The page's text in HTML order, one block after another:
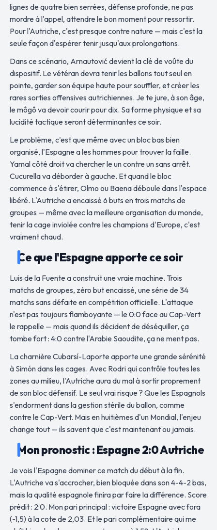
lignes de quatre bien serrées, défense profonde, ne pas
mordre à l'appel, attendre le bon moment pour ressortir.
Pour l'Autriche, c'est presque contre nature — mais c'est la
seule façon d'espérer tenir jusqu'aux prolongations.
Dans ce scénario, Arnautović devient la clé de voûte du
dispositif. Le vétéran devra tenir les ballons tout seul en
pointe, garder son équipe haute pour souffler, et créer les
rares sorties offensives autrichiennes. Je te jure, à son âge,
le môgô va devoir courir pour dix. Sa forme physique et sa
lucidité tactique seront déterminantes ce soir.
Le problème, c'est que même avec un bloc bas bien
organisé, l'Espagne a les hommes pour trouver la faille.
Yamal côté droit va chercher le un contre un sans arrêt.
Cucurella va déborder à gauche. Et quand le bloc
commence à s'étirer, Olmo ou Baena déboule dans l'espace
libéré. L'Autriche a encaissé 6 buts en trois matchs de
groupes — même avec la meilleure organisation du monde,
tenir la cage inviolée contre les champions d'Europe, c'est
vraiment chaud.
Ce que l'Espagne apporte ce soir
Luis de la Fuente a construit une vraie machine. Trois
matchs de groupes, zéro but encaissé, une série de 34
matchs sans défaite en compétition officielle. L'attaque
n'est pas toujours flamboyante — le 0:0 face au Cap-Vert
le rappelle — mais quand ils décident de déséquiller, ça
tombe fort : 4:0 contre l'Arabie Saoudite, ça ne ment pas.
La charnière Cubarsí-Laporte apporte une grande sérénité
à Simón dans les cages. Avec Rodri qui contrôle toutes les
zones au milieu, l'Autriche aura du mal à sortir proprement
de son bloc défensif. Le seul vrai risque ? Que les Espagnols
s'endorment dans la gestion stérile du ballon, comme
contre le Cap-Vert. Mais en huitièmes d'un Mondial, l'enjeu
change tout — ils savent que c'est maintenant ou jamais.
Mon pronostic : Espagne 2:0 Autriche
Je vois l'Espagne dominer ce match du début à la fin.
L'Autriche va s'accrocher, bien bloquée dans son 4-4-2 bas,
mais la qualité espagnole finira par faire la différence. Score
prédit : 2:0. Mon pari principal : victoire Espagne avec fora
(-1,5) à la cote de 2,03. Et le pari complémentaire qui me